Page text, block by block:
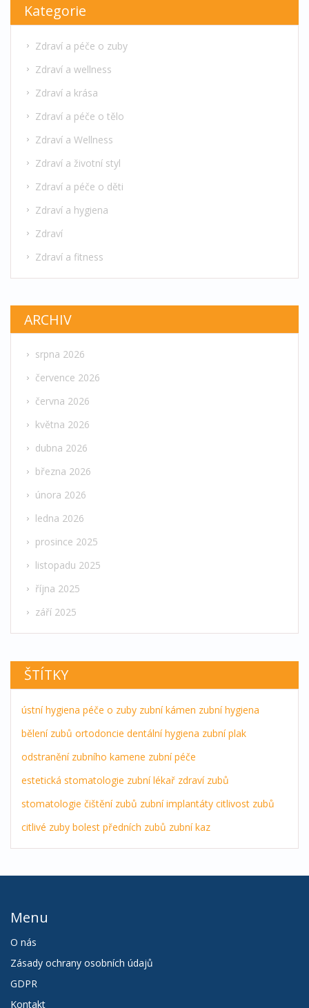
Kategorie
Zdraví a péče o zuby
Zdraví a wellness
Zdraví a krása
Zdraví a péče o tělo
Zdraví a Wellness
Zdraví a životní styl
Zdraví a péče o děti
Zdraví a hygiena
Zdraví
Zdraví a fitness
ARCHIV
srpna 2026
července 2026
června 2026
května 2026
dubna 2026
března 2026
února 2026
ledna 2026
prosince 2025
listopadu 2025
října 2025
září 2025
ŠTÍTKY
ústní hygiena péče o zuby zubní kámen zubní hygiena
bělení zubů ortodoncie dentální hygiena zubní plak
odstranění zubního kamene zubní péče
estetická stomatologie zubní lékař zdraví zubů
stomatologie čištění zubů zubní implantáty citlivost zubů
citlivé zuby bolest předních zubů zubní kaz
Menu
O nás
Zásady ochrany osobních údajů
GDPR
Kontakt